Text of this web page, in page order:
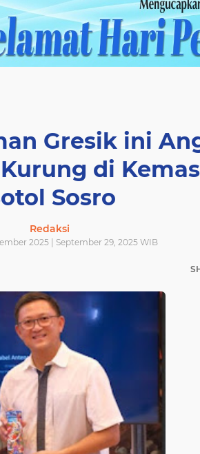
Gresik ini
di
Sosro
Redaksi
2025 | September 29, 2025 WIB